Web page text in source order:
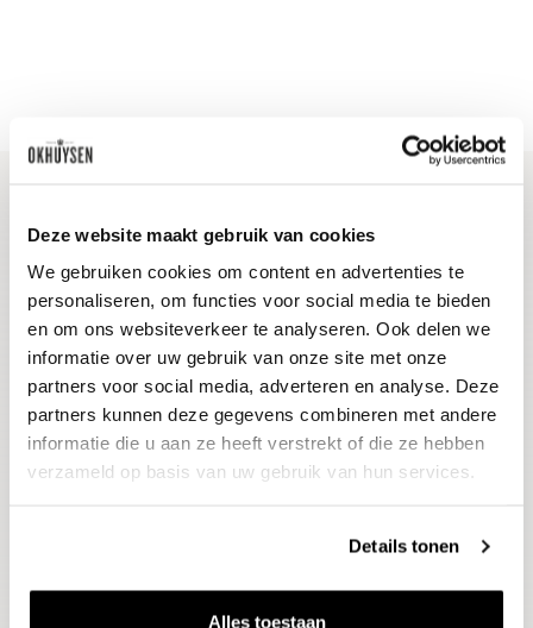
Deze website maakt gebruik van cookies
We gebruiken cookies om content en advertenties te
personaliseren, om functies voor social media te bieden
en om ons websiteverkeer te analyseren. Ook delen we
informatie over uw gebruik van onze site met onze
partners voor social media, adverteren en analyse. Deze
partners kunnen deze gegevens combineren met andere
informatie die u aan ze heeft verstrekt of die ze hebben
verzameld op basis van uw gebruik van hun services.
Details tonen
Alles toestaan
Blijf op de hoogte
Ontvang het laatste wijnnieuws, proeverijen en
evenementen
E-mailadres
Aanmelden